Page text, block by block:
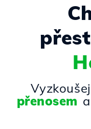
přenosem